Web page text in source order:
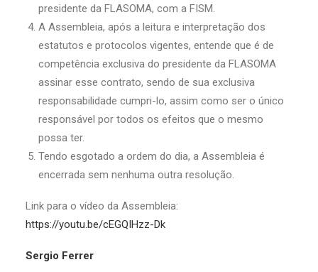
presidente da FLASOMA, com a FISM.
A Assembleia, após a leitura e interpretação dos
estatutos e protocolos vigentes, entende que é de
competência exclusiva do presidente da FLASOMA
assinar esse contrato, sendo de sua exclusiva
responsabilidade cumpri-lo, assim como ser o único
responsável por todos os efeitos que o mesmo
possa ter.
Tendo esgotado a ordem do dia, a Assembleia é
encerrada sem nenhuma outra resolução.
Link para o vídeo da Assembleia:
https://youtu.be/cEGQIHzz-Dk
Sergio Ferrer